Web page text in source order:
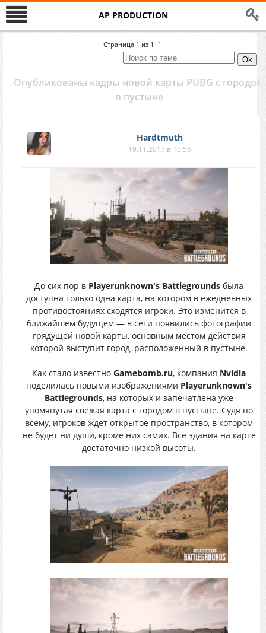
AP PRODUCTION
Страница 1 из 1 1
Опубликованы кадры новой карты PUBG с городом
в пустыне
Hardtmuth
19.11.2017 в 10:56
До сих пор в Playerunknown's Battlegrounds была
доступна только одна карта, на котором в ежедневных
противостояниях сходятся игроки. Это изменится в
ближайшем будущем — в сети появились фотографии
грядущей новой карты, основным местом действия
которой выступит город, расположенный в пустыне.
Как стало известно Gamebomb.ru, компания Nvidia
поделилась новыми изображениями Playerunknown's
Battlegrounds, на которых и запечатлена уже
упомянутая свежая карта с городом в пустыне. Судя по
всему, игроков ждет открытое пространство, в котором
не будет ни души, кроме них самих. Все здания на карте
достаточно низкой высоты.